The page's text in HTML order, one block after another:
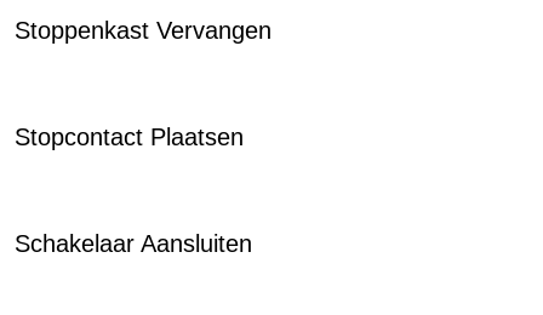
Stoppenkast Vervangen
Stopcontact Plaatsen
Schakelaar Aansluiten